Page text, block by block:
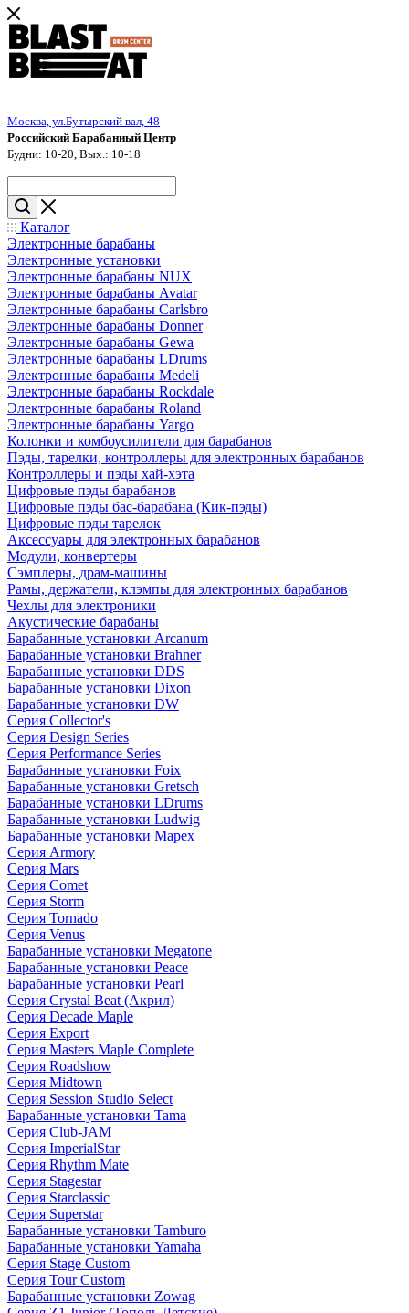
Москва, ул.Бутырский вал, 48
Российский Барабанный Центр
Будни: 10-20, Вых.: 10-18
Каталог
Электронные барабаны
Электронные установки
Электронные барабаны NUX
Электронные барабаны Avatar
Электронные барабаны Carlsbro
Электронные барабаны Donner
Электронные барабаны Gewa
Электронные барабаны LDrums
Электронные барабаны Medeli
Электронные барабаны Rockdale
Электронные барабаны Roland
Электронные барабаны Yargo
Колонки и комбоусилители для барабанов
Пэды, тарелки, контроллеры для электронных барабанов
Контроллеры и пэды хай-хэта
Цифровые пэды барабанов
Цифровые пэды бас-барабана (Кик-пэды)
Цифровые пэды тарелок
Аксессуары для электронных барабанов
Модули, конвертеры
Сэмплеры, драм-машины
Рамы, держатели, клэмпы для электронных барабанов
Чехлы для электроники
Акустические барабаны
Барабанные установки Arcanum
Барабанные установки Brahner
Барабанные установки DDS
Барабанные установки Dixon
Барабанные установки DW
Серия Collector's
Серия Design Series
Серия Performance Series
Барабанные установки Foix
Барабанные установки Gretsch
Барабанные установки LDrums
Барабанные установки Ludwig
Барабанные установки Mapex
Серия Armory
Серия Mars
Серия Comet
Серия Storm
Серия Tornado
Серия Venus
Барабанные установки Megatone
Барабанные установки Peace
Барабанные установки Pearl
Серия Crystal Beat (Акрил)
Серия Decade Maple
Серия Export
Серия Masters Maple Complete
Серия Roadshow
Серия Midtown
Серия Session Studio Select
Барабанные установки Tama
Серия Club-JAM
Серия ImperialStar
Серия Rhythm Mate
Серия Stagestar
Серия Starclassic
Серия Superstar
Барабанные установки Tamburo
Барабанные установки Yamaha
Серия Stage Custom
Серия Tour Custom
Барабанные установки Zowag